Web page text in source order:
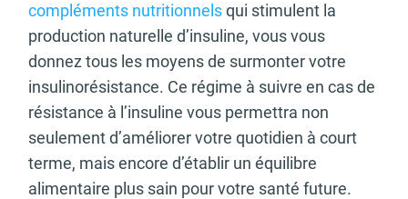
compléments nutritionnelsqui stimulent la
production naturelle d’insuline, vous vous
donnez tous les moyens de surmonter votre
insulinorésistance. Ce régime à suivre en cas de
résistance à l’insuline vous permettra non
seulement d’améliorer votre quotidien à court
terme, mais encore d’établir un équilibre
alimentaire plus sain pour votre santé future.